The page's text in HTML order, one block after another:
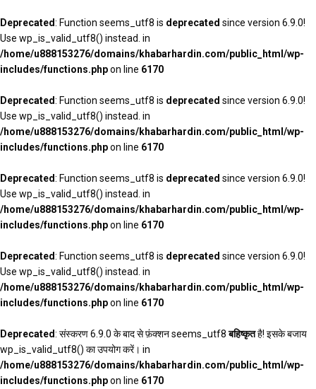
Deprecated: Function seems_utf8 is deprecated since version 6.9.0!
Use wp_is_valid_utf8() instead. in
/home/u888153276/domains/khabarhardin.com/public_html/wp-
includes/functions.phpon line 6170
Deprecated: Function seems_utf8 is deprecated since version 6.9.0!
Use wp_is_valid_utf8() instead. in
/home/u888153276/domains/khabarhardin.com/public_html/wp-
includes/functions.phpon line 6170
Deprecated: Function seems_utf8 is deprecated since version 6.9.0!
Use wp_is_valid_utf8() instead. in
/home/u888153276/domains/khabarhardin.com/public_html/wp-
includes/functions.phpon line 6170
Deprecated: Function seems_utf8 is deprecated since version 6.9.0!
Use wp_is_valid_utf8() instead. in
/home/u888153276/domains/khabarhardin.com/public_html/wp-
includes/functions.phpon line 6170
Deprecated: संस्करण 6.9.0 के बाद से फ़ंक्शन seems_utf8बहिष्कृतहै! इसके बजाय
wp_is_valid_utf8() का उपयोग करें। in
/home/u888153276/domains/khabarhardin.com/public_html/wp-
includes/functions.phpon line 6170